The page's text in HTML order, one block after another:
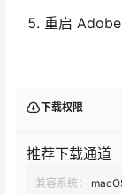
重启 Adobe
下载权限
推荐下载通道
兼容系统：